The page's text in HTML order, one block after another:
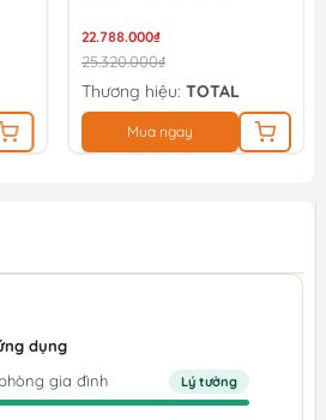
22.788.000₫
25.320.000₫
Thương hiệu: TOTAL
Mua ngay
dụng
gia đình
Lý tưởng